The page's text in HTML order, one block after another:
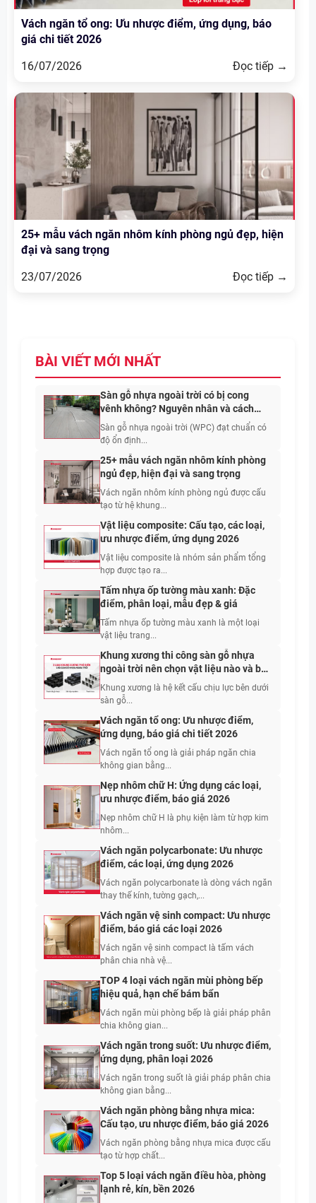
Vách ngăn tổ ong: Ưu nhược điểm, ứng dụng, báo
giá chi tiết 2026
16/07/2026
Đọc tiếp →
25+ mẫu vách ngăn nhôm kính phòng ngủ đẹp, hiện
đại và sang trọng
23/07/2026
Đọc tiếp →
BÀI VIẾT MỚI NHẤT
Sàn gỗ nhựa ngoài trời có bị cong
vênh không? Nguyên nhân và cách
hạn chế
Sàn gỗ nhựa ngoài trời (WPC) đạt chuẩn có
độ ổn định...
25+ mẫu vách ngăn nhôm kính phòng
ngủ đẹp, hiện đại và sang trọng
Vách ngăn nhôm kính phòng ngủ được cấu
tạo từ hệ khung...
Vật liệu composite: Cấu tạo, các loại,
ưu nhược điểm, ứng dụng 2026
Vật liệu composite là nhóm sản phẩm tổng
hợp được tạo ra...
Tấm nhựa ốp tường màu xanh: Đặc
điểm, phân loại, mẫu đẹp & giá
Tấm nhựa ốp tường màu xanh là một loại
vật liệu trang...
Khung xương thi công sàn gỗ nhựa
ngoài trời nên chọn vật liệu nào và bố
trí khoảng cách bao nhiêu?
Khung xương là hệ kết cấu chịu lực bên dưới
sàn gỗ...
Vách ngăn tổ ong: Ưu nhược điểm,
ứng dụng, báo giá chi tiết 2026
Vách ngăn tổ ong là giải pháp ngăn chia
không gian bằng...
Nẹp nhôm chữ H: Ứng dụng các loại,
ưu nhược điểm, báo giá 2026
Nẹp nhôm chữ H là phụ kiện làm từ hợp kim
nhôm...
Vách ngăn polycarbonate: Ưu nhược
điểm, các loại, ứng dụng 2026
Vách ngăn polycarbonate là dòng vách ngăn
thay thế kính, tường gạch,...
Vách ngăn vệ sinh compact: Ưu nhược
điểm, báo giá các loại 2026
Vách ngăn vệ sinh compact là tấm vách
phân chia nhà vệ...
TOP 4 loại vách ngăn mùi phòng bếp
hiệu quả, hạn chế bám bẩn
Vách ngăn mùi phòng bếp là giải pháp phân
chia không gian...
Vách ngăn trong suốt: Ưu nhược điểm,
ứng dụng, phân loại 2026
Vách ngăn trong suốt là giải pháp phân chia
không gian bằng...
Vách ngăn phòng bằng nhựa mica:
Cấu tạo, ưu nhược điểm, báo giá 2026
Vách ngăn phòng bằng nhựa mica được cấu
tạo từ hợp chất...
Top 5 loại vách ngăn điều hòa, phòng
lạnh rẻ, kín, bền 2026